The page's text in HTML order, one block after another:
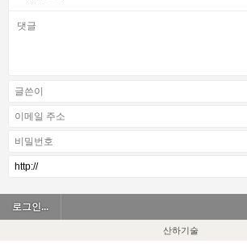
로그인...
산하기술